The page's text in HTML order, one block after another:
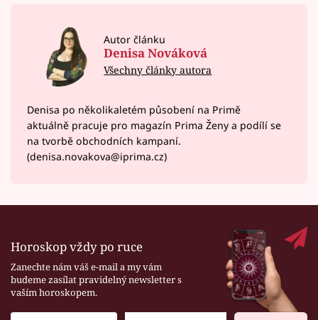
Autor článku
Denisa Nováková
Všechny články autora
Denisa po několikaletém působení na Primě
aktuálně pracuje pro magazín Prima Ženy a podílí se
na tvorbě obchodních kampaní.
(denisa.novakova@iprima.cz)
Horoskop vždy po ruce
Zanechte nám váš e-mail a my vám
budeme zasílat pravidelný newsletter s
vaším horoskopem.